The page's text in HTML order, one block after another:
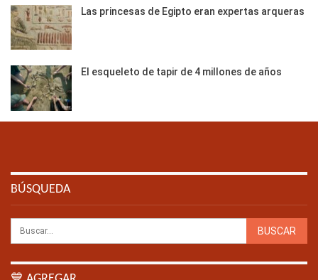
Las princesas de Egipto eran expertas arqueras
El esqueleto de tapir de 4 millones de años
BÚSQUEDA